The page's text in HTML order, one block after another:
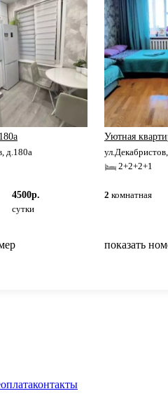
д.180а
4500р.
сутки
Уютная
2+2+2+1
2 комнатная
показать
оплатаконтакты